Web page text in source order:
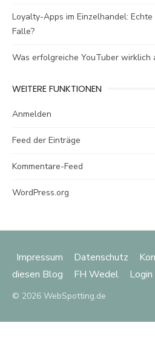
Loyalty-Apps im Einzelhandel:
Falle?
Was erfolgreiche YouTuber wirklich
WEITERE FUNKTIONEN
Anmelden
Feed der Einträge
Kommentare-Feed
WordPress.org
Impressum Datenschutz
diesen Blog
FH Wedel Login
© 2026 WebSpotting.de